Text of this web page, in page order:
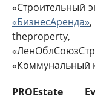
«Строительный
«БизнесАренда»
theproperty,
«Коммунальный
PROEstate